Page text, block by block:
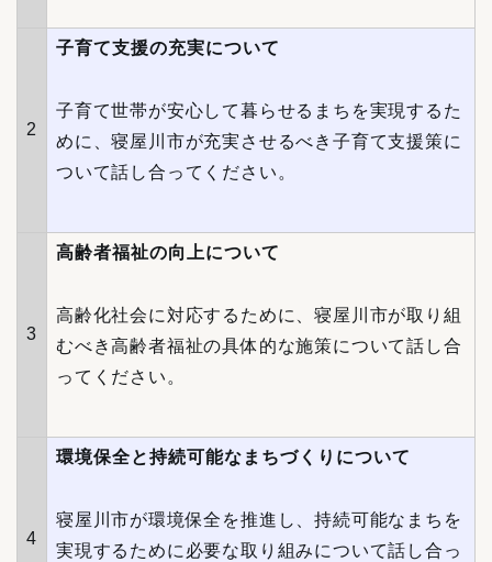
2
子育て支援の充実について
子育て世帯が安心して暮らせるまちを実現するた
めに、寝屋川市が充実させるべき子育て支援策に
ついて話し合ってください。
3
高齢者福祉の向上について
高齢化社会に対応するために、寝屋川市が取り組
むべき高齢者福祉の具体的な施策について話し合
ってください。
4
環境保全と持続可能なまちづくりについて
寝屋川市が環境保全を推進し、持続可能なまちを
実現するために必要な取り組みについて話し合っ